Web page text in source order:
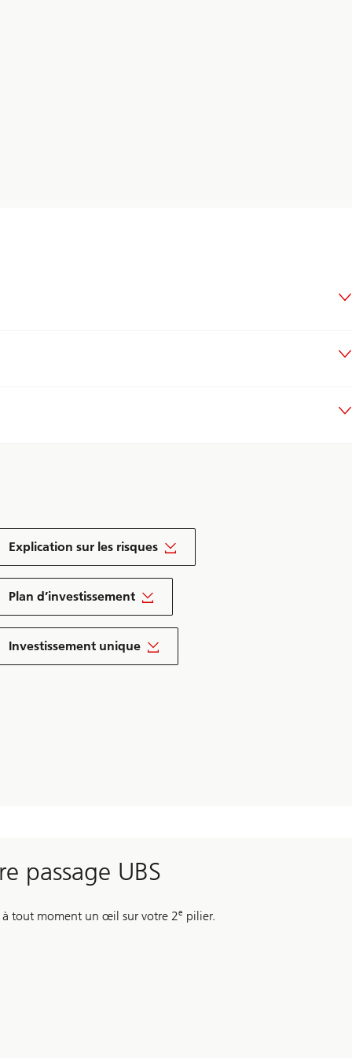
Explication sur les risques
Plan d’investissement
Investissement unique
passage UBS
à tout moment un œil sur votre 2e pilier.